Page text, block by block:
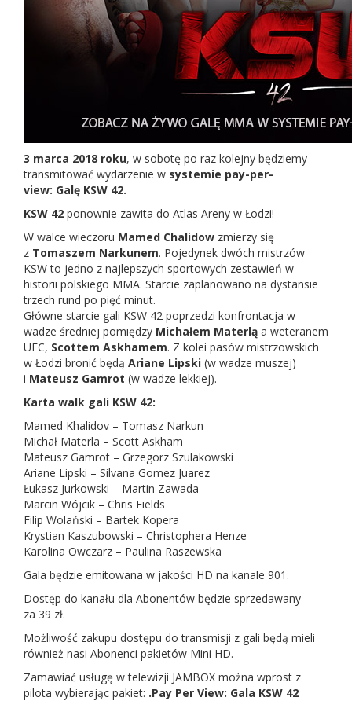
3 marca 2018 roku, w sobotę po raz kolejny będziemy
transmitować wydarzenie w systemie pay-per-
view: Galę KSW 42.
KSW 42 ponownie zawita do Atlas Areny w Łodzi!
W walce wieczoru Mamed Chalidow zmierzy się
z Tomaszem Narkunem. Pojedynek dwóch mistrzów
KSW to jedno z najlepszych sportowych zestawień w
historii polskiego MMA. Starcie zaplanowano na dystansie
trzech rund po pięć minut.
Główne starcie gali KSW 42 poprzedzi konfrontacja w
wadze średniej pomiędzy Michałem Materlą a weteranem
UFC, Scottem Askhamem. Z kolei pasów mistrzowskich
w Łodzi bronić będą Ariane Lipski (w wadze muszej)
i Mateusz Gamrot (w wadze lekkiej).
Karta walk gali KSW 42:
Mamed Khalidov – Tomasz Narkun
Michał Materla – Scott Askham
Mateusz Gamrot – Grzegorz Szulakowski
Ariane Lipski – Silvana Gomez Juarez
Łukasz Jurkowski – Martin Zawada
Marcin Wójcik – Chris Fields
Filip Wolański – Bartek Kopera
Krystian Kaszubowski – Christophera Henze
Karolina Owczarz – Paulina Raszewska
Gala będzie emitowana w jakości HD na kanale 901.
Dostęp do kanału dla Abonentów będzie sprzedawany
za 39 zł.
Możliwość zakupu dostępu do transmisji z gali będą mieli
również nasi Abonenci pakietów Mini HD.
Zamawiać usługę w telewizji JAMBOX można wprost z
pilota wybierając pakiet: .Pay Per View: Gala KSW 42